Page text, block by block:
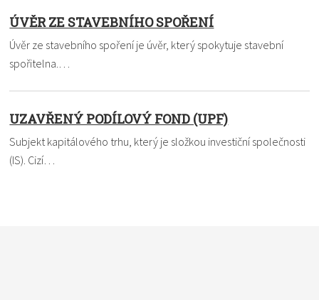
ÚVĚR ZE STAVEBNÍHO SPOŘENÍ
Úvěr ze stavebního spoření je úvěr, který spokytuje stavební
spořitelna.…
UZAVŘENÝ PODÍLOVÝ FOND (UPF)
Subjekt kapitálového trhu, který je složkou investiční společnosti
(IS). Cizí…